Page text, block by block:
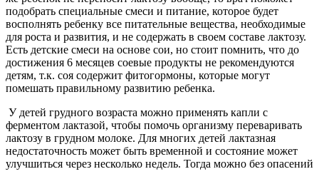
подобрать специальные смеси и питание, которое будет
восполнять ребенку все питательные вещества, необходимые
для роста и развития, и не содержать в своем составе лактозу.
Есть детские смеси на основе сои, но стоит помнить, что до
достижения 6 месяцев соевые продукты не рекомендуются
детям, т.к. соя содержит фитогормоны, которые могут
помешать правильному развитию ребенка.
У детей грудного возраста можно применять капли с
ферментом лактазой, чтобы помочь организму переваривать
лактозу в грудном молоке. Для многих детей лактазная
недостаточность может быть временной и состояние может
улучшиться через несколько недель. Тогда можно без опасений